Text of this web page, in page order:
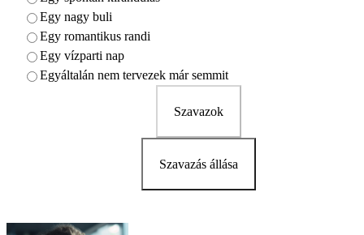
Egy nagy buli
Egy romantikus randi
Egy vízparti nap
Egyáltalán nem tervezek már semmit
Szavazok
Szavazás állása